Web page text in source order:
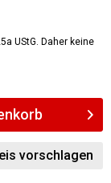
UStG. Daher keine
vorschlagen